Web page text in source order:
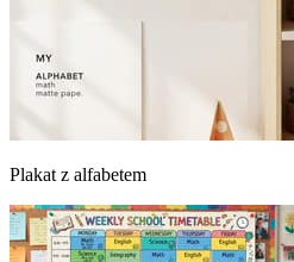
Plakat z alfabetem